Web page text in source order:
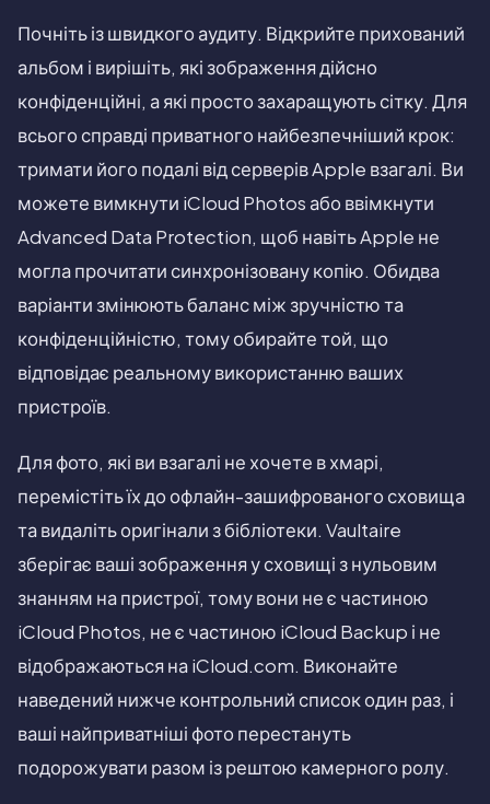
Почніть із швидкого аудиту. Відкрийте прихований
альбом і вирішіть, які зображення дійсно
конфіденційні, а які просто захаращують сітку. Для
всього справді приватного найбезпечніший крок:
тримати його подалі від серверів Apple взагалі. Ви
можете вимкнути iCloud Photos або ввімкнути
Advanced Data Protection, щоб навіть Apple не
могла прочитати синхронізовану копію. Обидва
варіанти змінюють баланс між зручністю та
конфіденційністю, тому обирайте той, що
відповідає реальному використанню ваших
пристроїв.
Для фото, які ви взагалі не хочете в хмарі,
перемістіть їх до офлайн-зашифрованого сховища
та видаліть оригінали з бібліотеки. Vaultaire
зберігає ваші зображення у сховищі з нульовим
знанням на пристрої, тому вони не є частиною
iCloud Photos, не є частиною iCloud Backup і не
відображаються на iCloud.com. Виконайте
наведений нижче контрольний список один раз, і
ваші найприватніші фото перестануть
подорожувати разом із рештою камерного ролу.